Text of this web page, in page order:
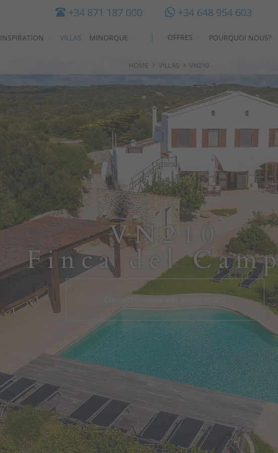
+34 871 187 000 +34 648 954 603
INSPIRATION VILLAS MINORQUE OFFRES POURQUOI NOUS?
VN210
Finca del
HOME VILLAS VN210